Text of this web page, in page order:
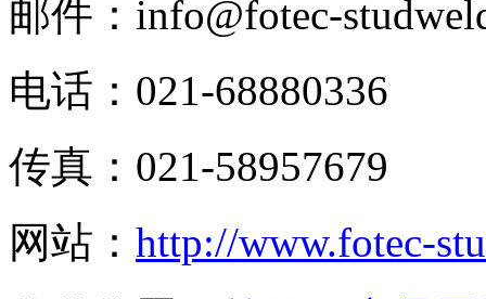
邮件：info@fotec-
电话：021-68880336
传真：021-58957679
网站： http://www.fotec-